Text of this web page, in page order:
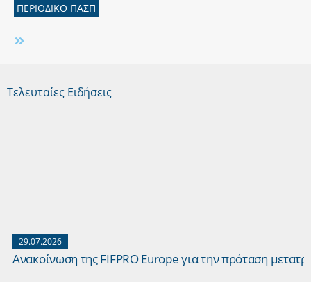
ΠΕΡΙΟΔΙΚΟ ΠΑΣΠ
Τελευταίες Ειδήσεις
29.07.2026
Ανακοίνωση της FIFPRO Europe για την πρόταση